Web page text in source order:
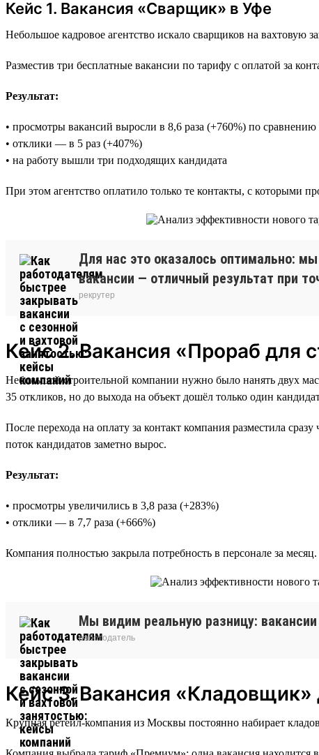
Кейс 1. Вакансия «Сварщик» в Уфе
Небольшое кадровое агентство искало сварщиков на вахтовую
Разместив три бесплатные вакансии по тарифу с оплатой за
Результат:
• просмотры вакансий выросли в 8,6 раза (+760%) по
• отклики — в 5 раз (+407%)
• на работу вышли три подходящих кандидата
При этом агентство оплатило только те контакты, с которыми
Для нас это оказалось оптимально:
вакансии — отличный результат при
рекрутер
Кейс 2. Вакансия «Прораб для
Небольшой строительной компании нужно было нанять двух
35 откликов, но до выхода на объект дошёл только один
После перехода на оплату за контакт компания разместила
поток кандидатов заметно вырос.
Результат:
• просмотры увеличились в 3,8 раза (+283%)
• отклики — в 7,7 раза (+666%)
Компания полностью закрыла потребность в персонале за месяц.
Мы видим реальную разницу:
работодатель
Кейс 3. Вакансия
Крупная ретейл-компания из Москвы постоянно набирает